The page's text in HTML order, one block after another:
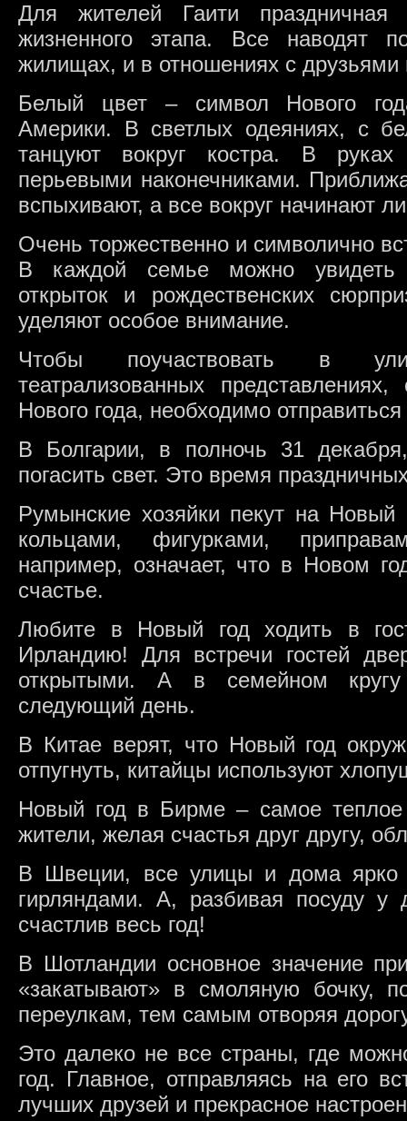
Для жителей Гаити
жизненного этапа. Все наводят
жилищах, и в отношениях с друзьями
Белый цвет – символ Нового
Америки. В светлых одеяниях, с
танцуют вокруг костра. В
перьевыми наконечниками.
вспыхивают, а все вокруг начинают
Очень торжественно и символично
В каждой семье можно увидеть
открыток и рождественских
уделяют особое внимание.
Чтобы поучаствовать в
театрализованных
Нового года, необходимо
В Болгарии, в полночь 31
погасить свет. Это время
Румынские хозяйки пекут на Новый
кольцами, фигурками,
например, означает, что в Новом
счастье.
Любите в Новый год ходить в
Ирландию! Для встречи гостей
открытыми. А в семейном
следующий день.
В Китае верят, что Новый год
отпугнуть, китайцы используют
Новый год в Бирме – самое
жители, желая счастья друг другу,
В Швеции, все улицы и дома
гирляндами. А, разбивая посуду
счастлив весь год!
В Шотландии основное значение
«закатывают» в смоляную бочку,
переулкам, тем самым отворяя
Это далеко не все страны, где
год. Главное, отправляясь на его
лучших друзей и прекрасное